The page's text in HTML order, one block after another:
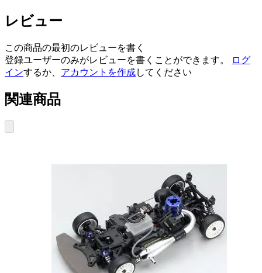
レビュー
この商品の最初のレビューを書く
登録ユーザーのみがレビューを書くことができます。
ログ
インするか、 アカウントを作成してください
関連商品